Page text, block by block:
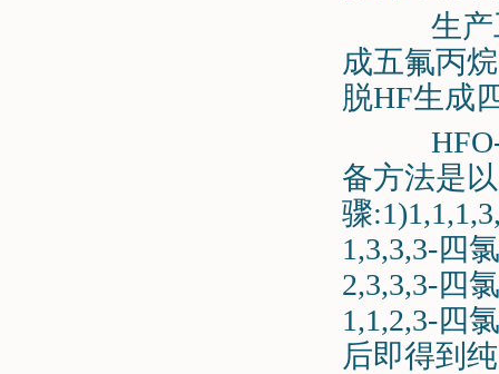
生产工
成五氟丙
脱HF生成
HFO-
备方法是
骤
1,3,3,3-四
2,3,3,3-四
1,1,2,3-四
后即得到